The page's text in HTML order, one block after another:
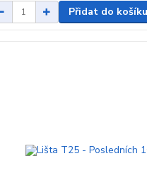
Přidat do košíku